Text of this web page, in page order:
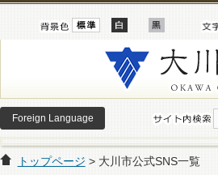
Foreign Language
トップページ > 大川市公式SNS一覧